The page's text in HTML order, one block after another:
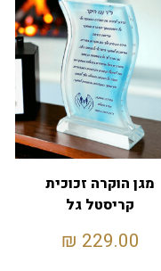
מגן הוקרה זכוכית
קריסטל גל
229.00
₪